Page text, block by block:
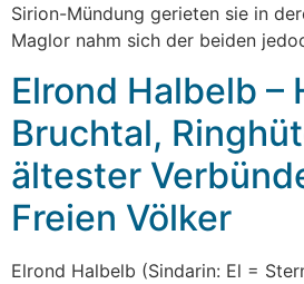
Sirion-Mündung gerieten sie in
Maglor nahm sich der beiden
Elrond Halbelb –
Bruchtal,
ältester
Freien Völker
Elrond Halbelb (Sindarin: El =